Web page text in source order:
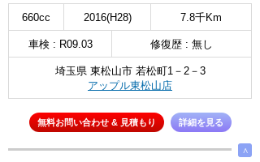
660cc 2016(H28) 7.8千Km
車検 : R09.03 修復歴 : 無し
埼玉県 東松山市 若松町1－2－3
アップル東松山店
無料お問い合わせ & 見積もり 詳細を見る
∧